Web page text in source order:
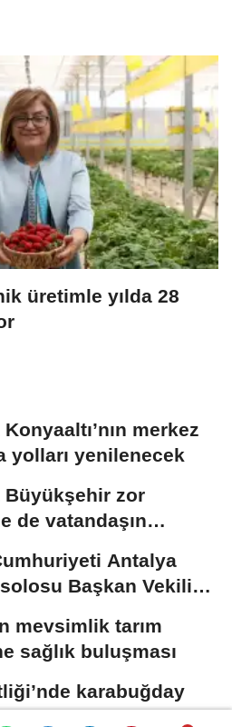
üretimle yılda 28
merkez
yolları yenilenecek
Büyükşehir zor
de vatandaşın
Antalya
Başkan Vekili
mevsimlik tarım
sağlık buluşması
karabuğday